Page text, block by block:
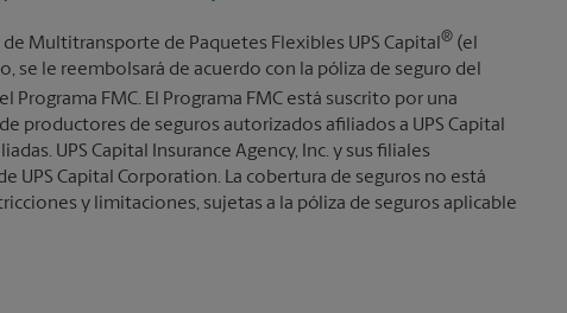
Multitransporte de Paquetes Flexibles UPS Capital ® (el
se le reembolsará de acuerdo con la póliza de seguro del
FMC. El Programa FMC está suscrito por una
productores de seguros autorizados afiliados a UPS Capital
UPS Capital Insurance Agency, Inc. y sus filiales
UPS Capital Corporation. La cobertura de seguros no está
y limitaciones, sujetas a la póliza de seguros aplicable